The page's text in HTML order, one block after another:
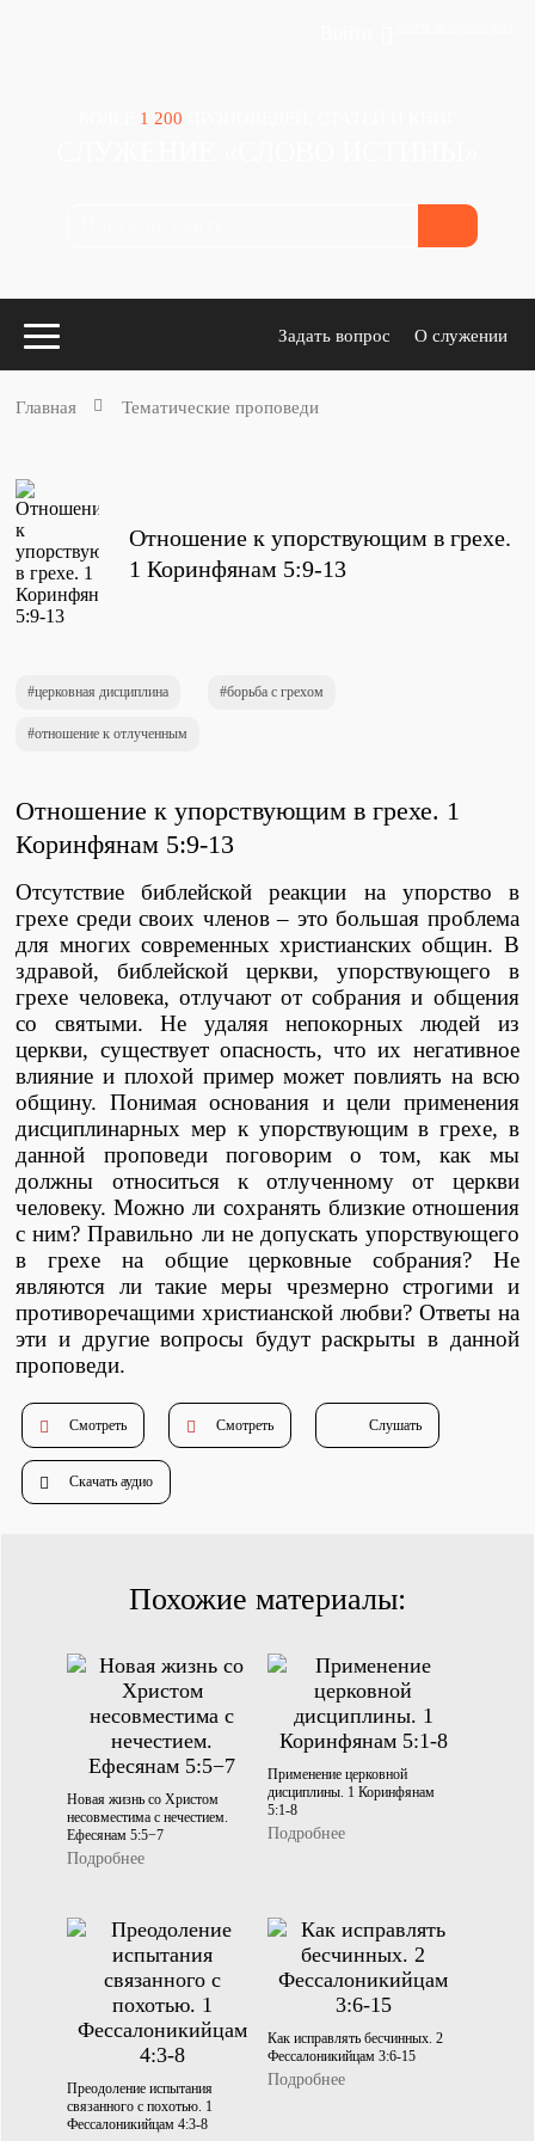
1 200
Задать вопрос О служении
Проповеди
стих за стихом
Тематические проповеди
Библейская школа.
Богословие
Библейская школа.
Душепопечение
Служение «Слово Истины»
Служение «Слово Истины»
Главная Тематические проповеди
Отношение к упорствующим в грехе.
1 Коринфянам 5:9-13
церковная дисциплина борьба с грехом
отношение к отлученным
Отношение к упорствующим в грехе. 1
Коринфянам 5:9-13
Отсутствие библейской реакции на упорство в
грехе среди своих членов – это большая проблема
для многих современных христианских общин. В
здравой, библейской церкви, упорствующего в
грехе человека, отлучают от собрания и общения
со святыми. Не удаляя непокорных людей из
церкви, существует опасность, что их негативное
влияние и плохой пример может повлиять на всю
общину. Понимая основания и цели применения
дисциплинарных мер к упорствующим в грехе, в
данной проповеди поговорим о том, как мы
должны относиться к отлученному от церкви
человеку. Можно ли сохранять близкие отношения
с ним? Правильно ли не допускать упорствующего
в грехе на общие церковные собрания? Не
являются ли такие меры чрезмерно строгими и
противоречащими христианской любви? Ответы на
эти и другие вопросы будут раскрыты в данной
проповеди.
Смотреть Смотреть Слушать
Скачать аудио
Похожие материалы:
Новая жизнь со Христом
несовместима с нечестием.
Ефесянам 5:5−7
Подробнее
Применение церковной
дисциплины. 1 Коринфянам
5:1-8
Подробнее
Преодоление испытания
связанного с похотью. 1
Фессалоникийцам 4:3-8
Как исправлять бесчинных. 2
Фессалоникийцам 3:6-15
Подробнее